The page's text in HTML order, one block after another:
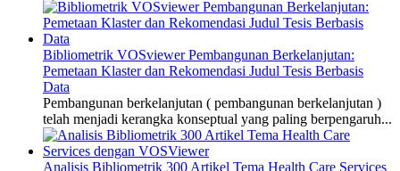
Bibliometrik VOSviewer Pembangunan Berkelanjutan:
Pemetaan Klaster dan Rekomendasi Judul Tesis Berbasis
Data
Pembangunan berkelanjutan ( pembangunan berkelanjutan )
telah menjadi kerangka konseptual yang paling berpengaruh...
Analisis Bibliometrik 300 Artikel Tema Health Care Services